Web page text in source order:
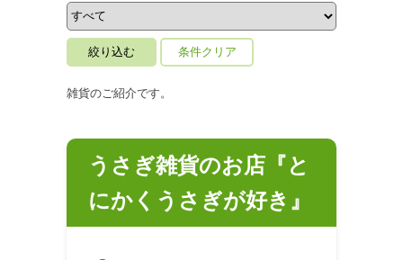
条件クリア
雑貨のご紹介です。
うさぎ雑貨のお店『と
にかくうさぎが好き』